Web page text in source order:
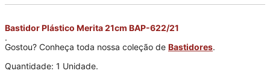
Bastidor Plástico Merita 21cm BAP-622/21
.
Gostou? Conheça toda nossa coleção de Bastidores.
Quantidade: 1 Unidade.